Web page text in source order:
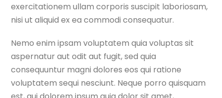
exercitationem ullam corporis suscipit laboriosam,
nisi ut aliquid ex ea commodi consequatur.
Nemo enim ipsam voluptatem quia voluptas sit
aspernatur aut odit aut fugit, sed quia
consequuntur magni dolores eos qui ratione
voluptatem sequi nesciunt. Neque porro quisquam